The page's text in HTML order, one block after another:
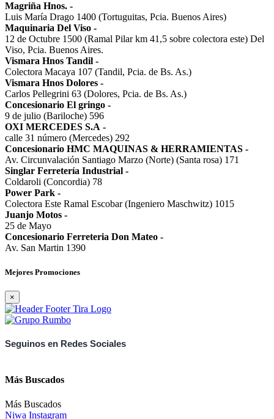
Magriña Hnos. -
Luis María Drago 1400 (Tortuguitas, Pcia. Buenos Aires)
Maquinaria Del Viso -
12 de Octubre 1500 (Ramal Pilar km 41,5 sobre colectora este) Del
Viso, Pcia. Buenos Aires.
Vismara Hnos Tandil -
Colectora Macaya 107 (Tandil, Pcia. de Bs. As.)
Vismara Hnos Dolores -
Carlos Pellegrini 63 (Dolores, Pcia. de Bs. As.)
Concesionario El gringo -
9 de julio (Bariloche) 596
OXI MERCEDES S.A -
calle 31 número (Mercedes) 292
Concesionario HMC MAQUINAS & HERRAMIENTAS -
Av. Circunvalación Santiago Marzo (Norte) (Santa rosa) 171
Singlar Ferretería Industrial -
Coldaroli (Concordia) 78
Power Park -
Colectora Este Ramal Escobar (Ingeniero Maschwitz) 1015
Juanjo Motos -
25 de Mayo
Concesionario Ferreteria Don Mateo -
Av. San Martin 1390
Mejores Promociones
×
Seguinos en Redes Sociales
Más Buscados
Más Buscados
Niwa Instagram